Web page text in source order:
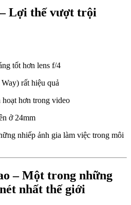
Lợi thế vượt trội
tốt hơn lens f/4
rất hiệu quả
hơn trong video
ở 24mm
nhiếp ảnh gia làm việc trong môi
– Một trong những
nhất thế giới